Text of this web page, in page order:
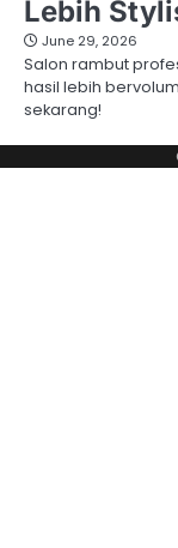
Lebih
June 29, 2026
Salon rambut
hasil lebih
sekarang!